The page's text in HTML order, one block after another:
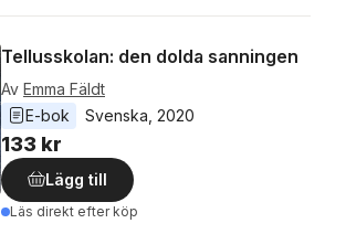
Tellusskolan: den dolda sanningen
Av Emma Fäldt
E-bok
Svenska 2020
133 kr
Lägg till
Läs direkt efter köp